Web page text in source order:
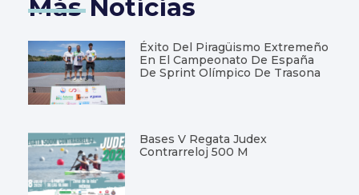
Más Noticias
Éxito Del Piragüismo Extremeño
En El Campeonato De España
De Sprint Olímpico De Trasona
Bases V Regata Judex
Contrarreloj 500 M